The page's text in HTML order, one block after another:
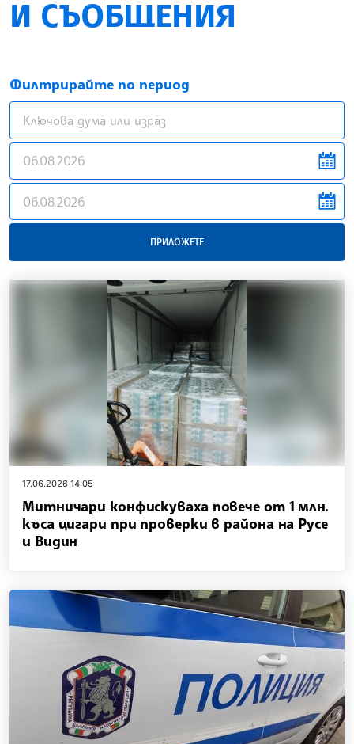
И СЪОБЩЕНИЯ
Филтрирайте по период
news.filter.from
news.filter.to
ПРИЛОЖЕТЕ
17.06.2026 14:05
Митничари конфискуваха повече от 1 млн.
къса цигари при проверки в района на Русе
и Видин